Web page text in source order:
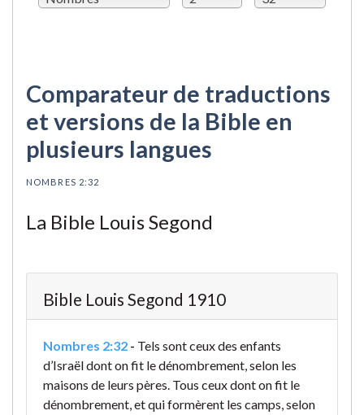
Comparateur de traductions
et versions de la Bible en
plusieurs langues
NOMBRES 2:32
La Bible Louis Segond
Bible Louis Segond 1910
Nombres 2:32 - Tels sont ceux des enfants
d’Israël dont on fit le dénombrement, selon les
maisons de leurs pères. Tous ceux dont on fit le
dénombrement, et qui formèrent les camps, selon